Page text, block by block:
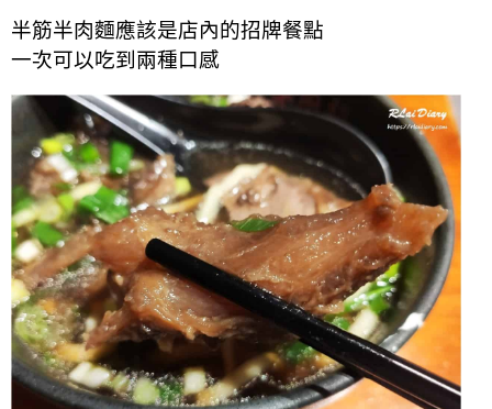
半筋半肉麵應該是店內的招牌餐點
一次可以吃到兩種口感